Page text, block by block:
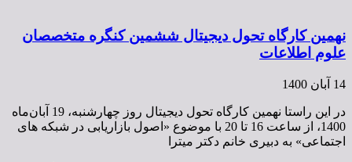
نهمین کارگاه تحول دیجیتال ششمین کنگره متخصصان
علوم اطلاعات
14 آبان 1400
در این راستا نهمین کارگاه تحول دیجیتال روز چهارشنبه، 19 آبان‌ماه
1400، از ساعت 16 تا 20 با موضوع «اصول بازاریابی در شبکه های
اجتماعی» به دبیری خانم دکتر میترا